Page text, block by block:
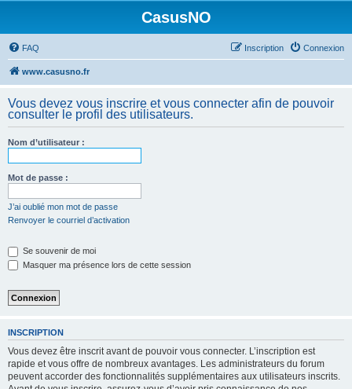
CasusNO
FAQ Connexion
Inscription
www.casusno.fr
Vous devez vous inscrire et vous connecter afin de pouvoir
consulter le profil des utilisateurs.
Nom d’utilisateur :
Mot de passe :
J’ai oublié mon mot de passe
Renvoyer le courriel d’activation
Se souvenir de moi
Masquer ma présence lors de cette session
INSCRIPTION
Vous devez être inscrit avant de pouvoir vous connecter. L’inscription est
rapide et vous offre de nombreux avantages. Les administrateurs du forum
peuvent accorder des fonctionnalités supplémentaires aux utilisateurs inscrits.